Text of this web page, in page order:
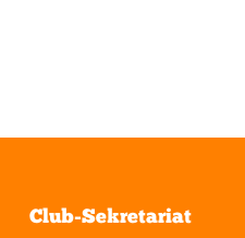
Club-Sekretariat